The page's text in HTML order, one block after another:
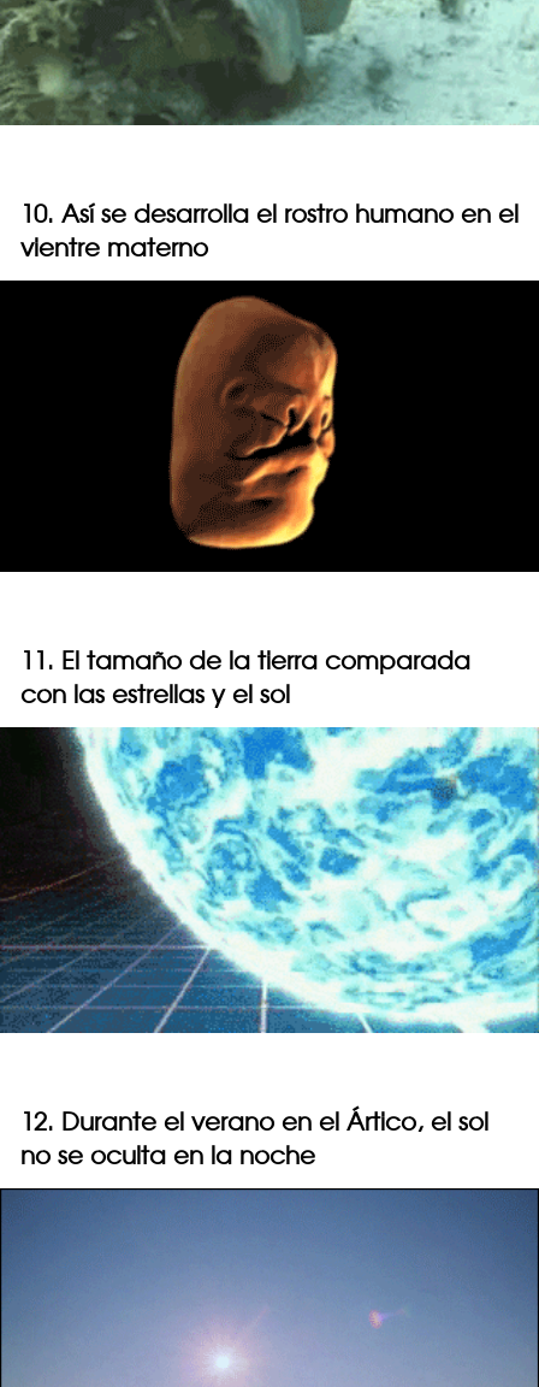
10. Así se desarrolla el rostro humano en el
vientre materno
11. El tamaño de la tierra comparada
con las estrellas y el sol
12. Durante el verano en el Ártico, el sol
no se oculta en la noche